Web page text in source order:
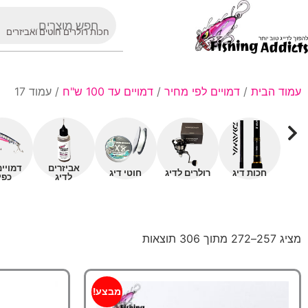
חכות רולרים חוטים ואביזרים
עמוד הבית / דמויים לפי מחיר / דמויים עד 100 ש"ח / עמוד 17
חכות דיג רולרים לדיג חוטי דיג
אביזרים
לדיג
מציג 257–272 מתוך 306 תוצאות
מבצע!